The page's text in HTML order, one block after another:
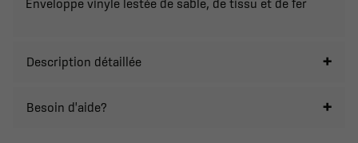
Enveloppe vinyle lestée de sable, de tissu et de fer
Description détaillée
Besoin d'aide?